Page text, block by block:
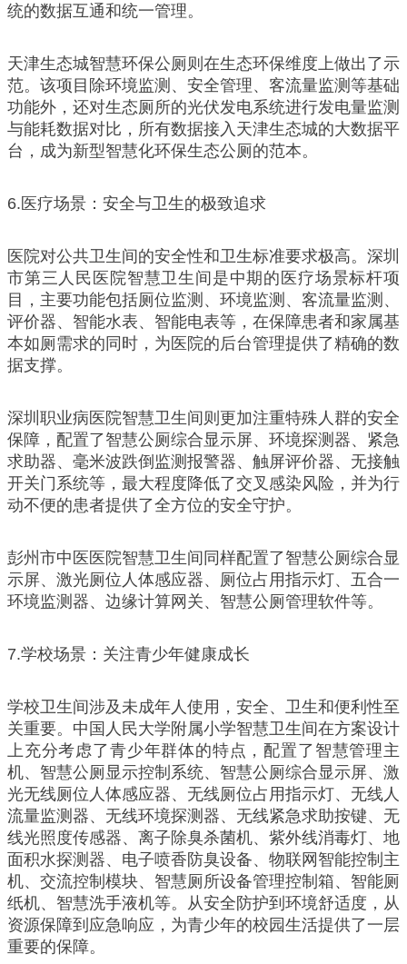
统的数据互通和统一管理。
天津生态城智慧环保公厕则在生态环保维度上做出了示
范。该项目除环境监测、安全管理、客流量监测等基础
功能外，还对生态厕所的光伏发电系统进行发电量监测
与能耗数据对比，所有数据接入天津生态城的大数据平
台，成为新型智慧化环保生态公厕的范本。
6.医疗场景：安全与卫生的极致追求
医院对公共卫生间的安全性和卫生标准要求极高。深圳
市第三人民医院智慧卫生间是中期的医疗场景标杆项
目，主要功能包括厕位监测、环境监测、客流量监测、
评价器、智能水表、智能电表等，在保障患者和家属基
本如厕需求的同时，为医院的后台管理提供了精确的数
据支撑。
深圳职业病医院智慧卫生间则更加注重特殊人群的安全
保障，配置了智慧公厕综合显示屏、环境探测器、紧急
求助器、毫米波跌倒监测报警器、触屏评价器、无接触
开关门系统等，最大程度降低了交叉感染风险，并为行
动不便的患者提供了全方位的安全守护。
彭州市中医医院智慧卫生间同样配置了智慧公厕综合显
示屏、激光厕位人体感应器、厕位占用指示灯、五合一
环境监测器、边缘计算网关、智慧公厕管理软件等。
7.学校场景：关注青少年健康成长
学校卫生间涉及未成年人使用，安全、卫生和便利性至
关重要。中国人民大学附属小学智慧卫生间在方案设计
上充分考虑了青少年群体的特点，配置了智慧管理主
机、智慧公厕显示控制系统、智慧公厕综合显示屏、激
光无线厕位人体感应器、无线厕位占用指示灯、无线人
流量监测器、无线环境探测器、无线紧急求助按键、无
线光照度传感器、离子除臭杀菌机、紫外线消毒灯、地
面积水探测器、电子喷香防臭设备、物联网智能控制主
机、交流控制模块、智慧厕所设备管理控制箱、智能厕
纸机、智慧洗手液机等。从安全防护到环境舒适度，从
资源保障到应急响应，为青少年的校园生活提供了一层
重要的保障。